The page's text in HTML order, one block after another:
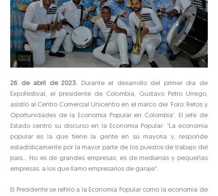
26 de abril de 2023. Durante el desarrollo del primer día de
Expofestival, el presidente de Colombia, Gustavo Petro Urrego,
asistió al Centro Comercial Unicentro en el marco del ‘Foro: Retos y
Oportunidades de la Economía Popular en Colombia’. El jefe de
Estado centró su discurso en la Economía Popular: “La economía
popular es la que tiene la gente en su mayoría y, responde
estadísticamente por la mayor parte de los puestos de trabajo del
país… No es de grandes empresas, es de medianas y pequeñas
empresas: a los que llamo empresarios de garaje”.
El Presidente se refirió a la Economía Popular como la economía de